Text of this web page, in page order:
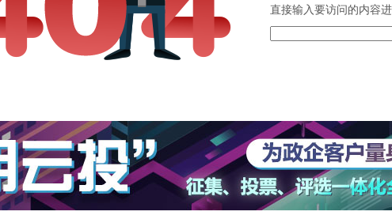
直接输入要访问的内容